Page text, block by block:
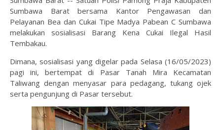
Sumbawa Barat bersama Kantor Pengawasan dan
Pelayanan Bea dan Cukai Tipe Madya Pabean C Sumbawa
melakukan sosialisasi Barang Kena Cukai Ilegal Hasil
Tembakau.
Dimana, sosialisasi yang digelar pada Selasa (16/05/2023)
pagi ini, bertempat di Pasar Tanah Mira Kecamatan
Taliwang dengan menyasar para pedagang, tukang ojek
serta pengunjung di Pasar tersebut.